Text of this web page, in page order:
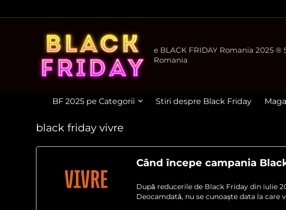
e BLACK FRIDAY Romania 2025 ®
Romania
BF 2025 pe Categorii Stiri despre Black Friday
black friday vivre
Când începe campania
După reducerile de Black Friday din iulie
Deocamdată, nu se cunoaște data la care